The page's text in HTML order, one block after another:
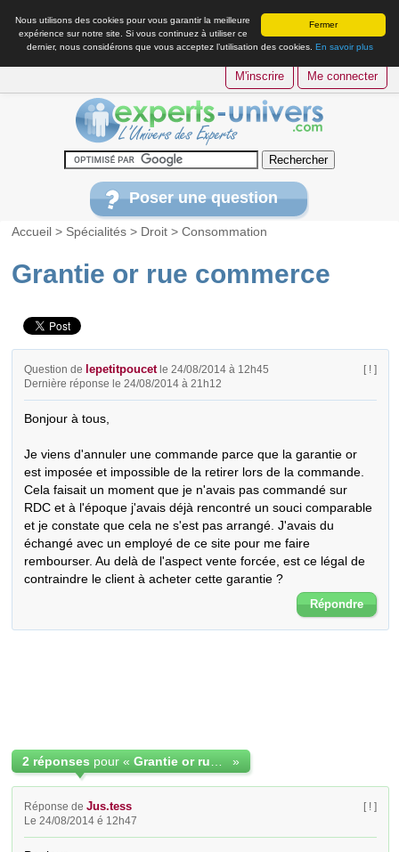
Fermer
Nous utilisons des cookies pour vous garantir la meilleure
expérience sur notre site. Si vous continuez à utiliser ce
dernier, nous considérons que vous acceptez l’utilisation des cookies. En savoir plus
M'inscrire Me connecter
Poser une question
Accueil > Spécialités > Droit >Consommation
Grantie or rue commerce
Question de lepetitpoucetle 24/08/2014 à 12h45
Dernière réponse le 24/08/2014 à 21h12
[ ! ]
Bonjour à tous,
Je viens d'annuler une commande parce que la garantie or
est imposée et impossible de la retirer lors de la commande.
Cela faisait un moment que je n'avais pas commandé sur
RDC et à l'époque j'avais déjà rencontré un souci comparable
et je constate que cela ne s'est pas arrangé. J'avais du
échangé avec un employé de ce site pour me faire
rembourser. Au delà de l'aspect vente forcée, est ce légal de
contraindre le client à acheter cette garantie ?
Répondre
2 réponses pour « »
Réponse deJus.tess
Le 24/08/2014 é 12h47
[ ! ]